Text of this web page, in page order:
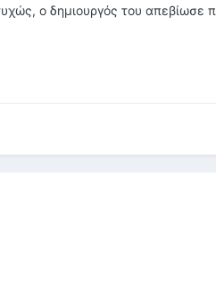
ο δημιουργός του απεβίωσε